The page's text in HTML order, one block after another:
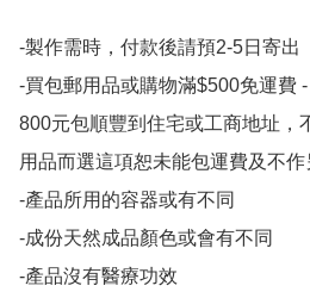
-製作需時，付款後請預2-5日寄出
-買包郵用品或購物滿$500免運費
800元包順豐到住宅或工商地址，
用品而選這項恕未能包運費及不作
-產品所用的容器或有不同
-成份天然成品顏色或會有不同
-產品沒有醫療功效